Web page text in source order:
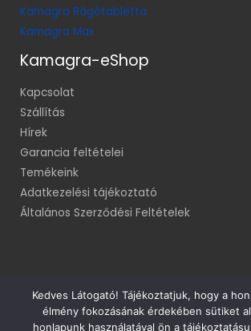
Kamagra Rágótabletta
Kamagra Max
Kamagra-eShop
Kapcsolat
Szállítás
Hírek
Garancia feltételei
Temékeink
Adatkezelési tájékoztató
Általános Szerződési Feltételek
Minden jog fenntartva! © 2014
Kedves Látogató! Tájékoztatjuk, hogy a
élmény fokozásának érdekében sütiket
honlapunk használatával ön a